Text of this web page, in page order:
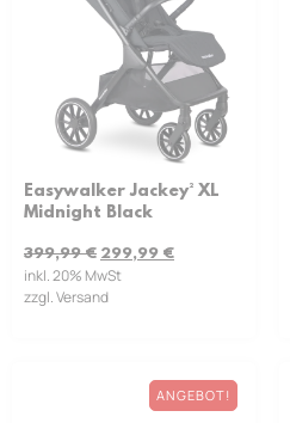
Easywalker Jackey² XL
Midnight Black
399,99€ 299,99 €
inkl. 20% MwSt
zzgl. Versand
ANGEBOT!